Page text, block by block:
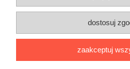
"Romanista" Internetowa
Ul. Bolesława Limanowskiego 102
424 186|
dostosuj
zaakceptuj